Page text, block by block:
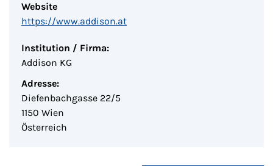
Website
https://www.addison.at
Institution / Firma:
Addison KG
Adresse:
Diefenbachgasse 22/5
1150 Wien
Österreich